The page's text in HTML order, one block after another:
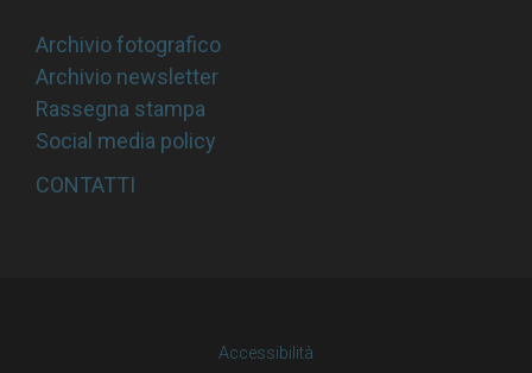
Archivio fotografico
Archivio newsletter
Rassegna stampa
Social media policy
CONTATTI
Accessibilità